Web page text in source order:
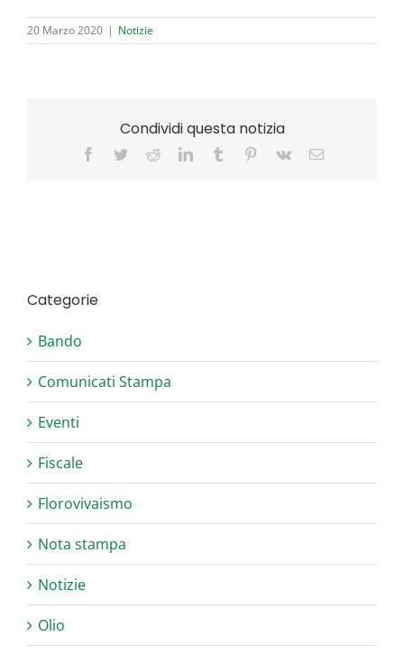
20 Marzo 2020 | Notizie
Condividi questa notizia
Facebook
TwitterRedditLinkedInTumblr Pinterest
Vk Email
Categorie
Bando
Comunicati Stampa
Eventi
Fiscale
Florovivaismo
Nota stampa
Notizie
Olio